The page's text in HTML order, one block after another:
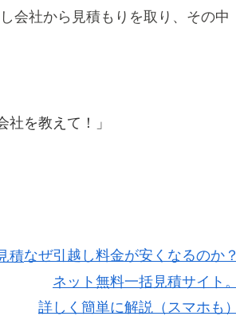
会社から見積もりを取り、その中
社を教えて！」
なぜ引越し料金が安くなるのか？
ネット無料一括見積サイト。
詳しく簡単に解説（スマホも）